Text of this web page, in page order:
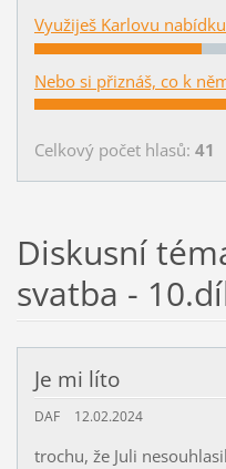
Využiješ Karlovu
Nebo si přiznáš, co k
Celkový počet hlasů: 41
Diskusní
svatba -
Je mi líto
DAF 12.02.2024
trochu, že Juli